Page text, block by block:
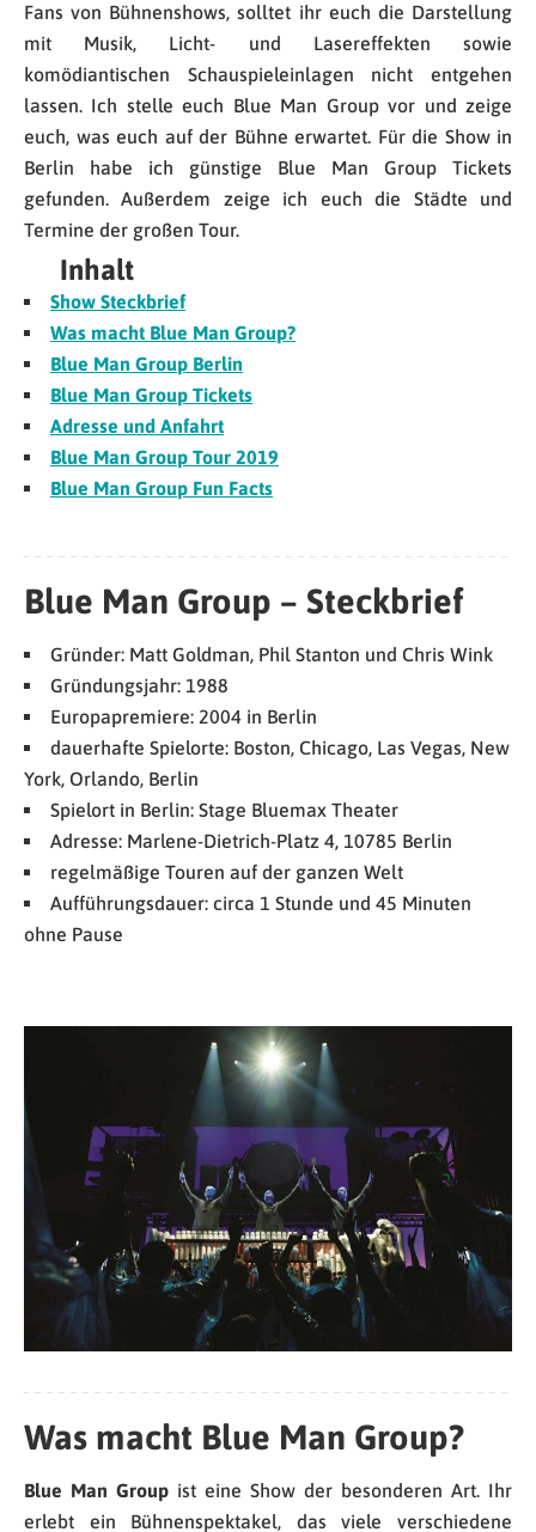
Fans von Bühnenshows, solltet ihr euch die Darstellung
mit Musik, Licht- und Lasereffekten sowie
komödiantischen Schauspieleinlagen nicht entgehen
lassen. Ich stelle euch Blue Man Group vor und zeige
euch, was euch auf der Bühne erwartet. Für die Show in
Berlin habe ich günstige Blue Man Group Tickets
gefunden. Außerdem zeige ich euch die Städte und
Termine der großen Tour.
Inhalt
Show Steckbrief
Was macht Blue Man Group?
Blue Man Group Berlin
Blue Man Group Tickets
Adresse und Anfahrt
Blue Man Group Tour 2019
Blue Man Group Fun Facts
Blue Man Group – Steckbrief
Gründer: Matt Goldman, Phil Stanton und Chris Wink
Gründungsjahr: 1988
Europapremiere: 2004 in Berlin
dauerhafte Spielorte: Boston, Chicago, Las Vegas, New
York, Orlando, Berlin
Spielort in Berlin: Stage Bluemax Theater
Adresse: Marlene-Dietrich-Platz 4, 10785 Berlin
regelmäßige Touren auf der ganzen Welt
Aufführungsdauer: circa 1 Stunde und 45 Minuten
ohne Pause
Was macht Blue Man Group?
Blue Man Group ist eine Show der besonderen Art. Ihr
erlebt ein Bühnenspektakel, das viele verschiedene